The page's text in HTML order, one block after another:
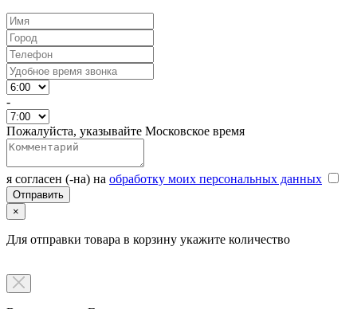
-
Пожалуйста, указывайте Московское время
я согласен (-на) на обработку моих персональных данных
×
Для отправки товара в корзину укажите количество